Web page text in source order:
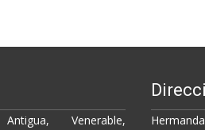
Venerable,